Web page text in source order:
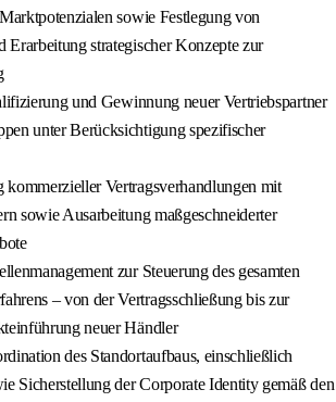
sowie Festlegung von
Erarbeitung strategischer Konzepte zur
und Gewinnung neuer Vertriebspartner
unter Berücksichtigung spezifischer
kommerzieller Vertragsverhandlungen mit
sowie Ausarbeitung maßgeschneiderter
zur Steuerung des gesamten
– von der Vertragsschließung bis zur
neuer Händler
des Standortaufbaus, einschließlich
Sicherstellung der Corporate Identity gemäß den